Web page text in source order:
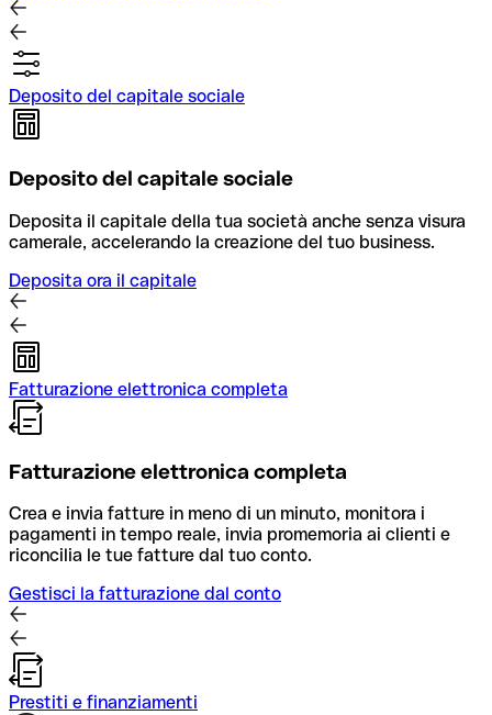
Deposito del capitale sociale
Deposito del capitale sociale
Deposita il capitale della tua società anche senza visura
camerale, accelerando la creazione del tuo business.
Deposita ora il capitale
Fatturazione elettronica completa
Fatturazione elettronica completa
Crea e invia fatture in meno di un minuto, monitora i
pagamenti in tempo reale, invia promemoria ai clienti e
riconcilia le tue fatture dal tuo conto.
Gestisci la fatturazione dal conto
Prestiti e finanziamenti